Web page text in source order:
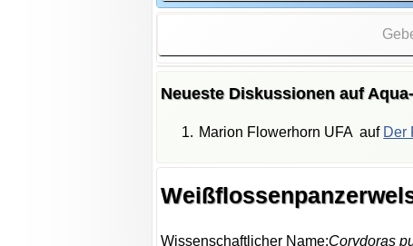
Neueste Diskussionen auf
Marion Flowerhorn UFA auf Der
Wissenschaftlicher Name:Corydoras